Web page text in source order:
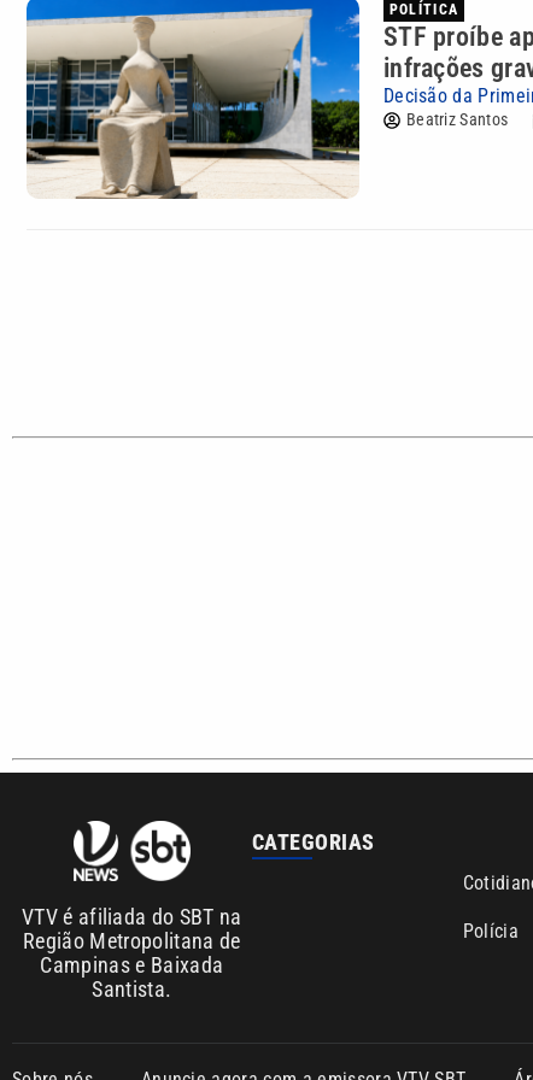
POLÍTICA
STF proíbe
infrações
Decisão da
Beatriz Santos
Sobre nós Anuncie agora com a emissora VTV SBT
Copyright © 2026. Todos os direitos reservados | Empresa de